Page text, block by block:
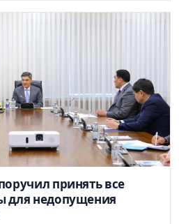
принять все
для недопущения